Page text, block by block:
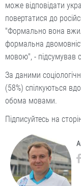
може відповідати
повертатися до
"Формально вона
формальна
мовою", - підсумував
За даними
(58%) спілкуються
обома мовами.
Підписуйтесь на